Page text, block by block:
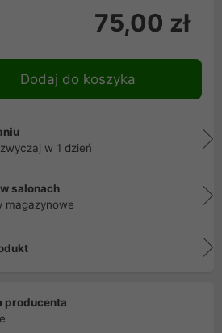
75,00 zł
Dodaj do koszyka
w 1 dzień
salonach
magazynowe
producenta